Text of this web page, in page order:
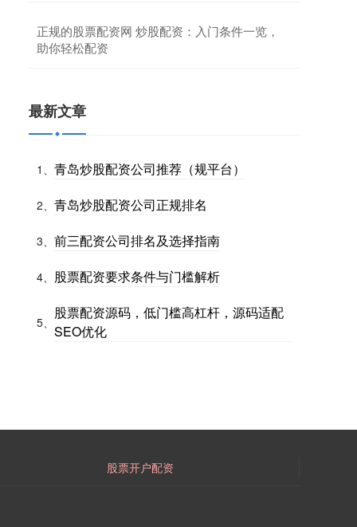
正规的股票配资网 炒股配资：入门条件一览，
助你轻松配资
最新文章
1、 青岛炒股配资公司推荐（规平台）
2、 青岛炒股配资公司正规排名
3、 前三配资公司排名及选择指南
4、 股票配资要求条件与门槛解析
5、
股票配资源码，低门槛高杠杆，源码适配
SEO优化
股票开户配资